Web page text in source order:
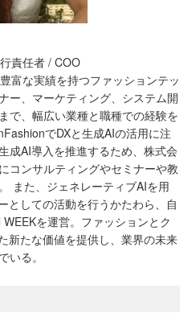
責任者 / COO
富な実績を持つファッションテッ
ー、マーケティング、システム開
で、幅広い業種と職種での経験を
でDXと生成AIの活用に注
成AI導入を推進するため、株式会
コンサルティングやセミナーや教
また、ジェネレーティブAIを用
としての活動を行うかたわら、自
を運営。ファッションとク
新たな価値を提供し、業界の未来
る。